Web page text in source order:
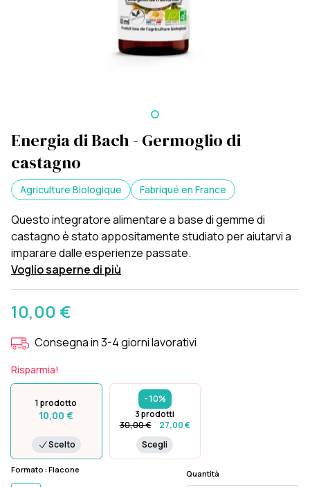
Energia di Bach - Germoglio di
castagno
Agriculture Biologique Fabriqué en France
Questo integratore alimentare a base di gemme di
castagno è stato appositamente studiato per aiutarvi a
imparare dalle esperienze passate.
Voglio saperne di più
10,00 €
Consegna in 3-4 giorni lavorativi
Risparmia!
1 prodotto
10,00 €
Scelto
- 10%
3 prodotti
30,00 €
27,00 €
Scegli
Formato : Flacone Quantità